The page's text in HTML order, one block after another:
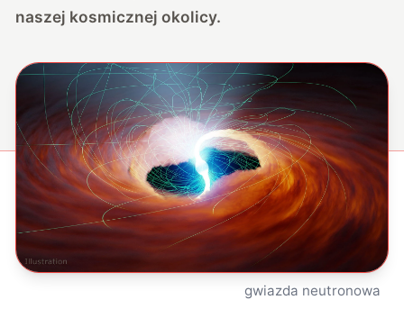
naszej kosmicznej okolicy.
gwiazda neutronowa